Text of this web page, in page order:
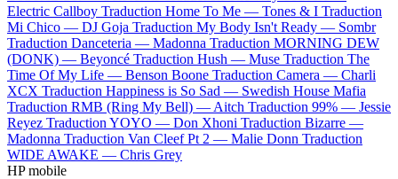
Electric Callboy Traduction Home To Me — Tones & I Traduction
Mi Chico — DJ Goja Traduction My Body Isn't Ready — Sombr
Traduction Danceteria — Madonna Traduction MORNING DEW
(DONK) — Beyoncé Traduction Hush — Muse Traduction The
Time Of My Life — Benson Boone Traduction Camera — Charli
XCX Traduction Happiness is So Sad — Swedish House Mafia
Traduction RMB (Ring My Bell) — Aitch Traduction 99% — Jessie
Reyez Traduction YOYO — Don Xhoni Traduction Bizarre —
Madonna Traduction Van Cleef Pt 2 — Malie Donn Traduction
WIDE AWAKE — Chris Grey
HP mobile